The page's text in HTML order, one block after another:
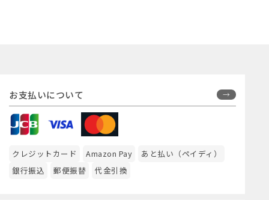
お支払いについて
クレジットカード Amazon Pay
あと払い（ペイディ）
銀行振込
郵便振替 代金引換